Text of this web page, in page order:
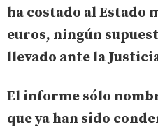
ha costado al Estado
euros, ningún
llevado ante la
El informe sólo
que ya han sido